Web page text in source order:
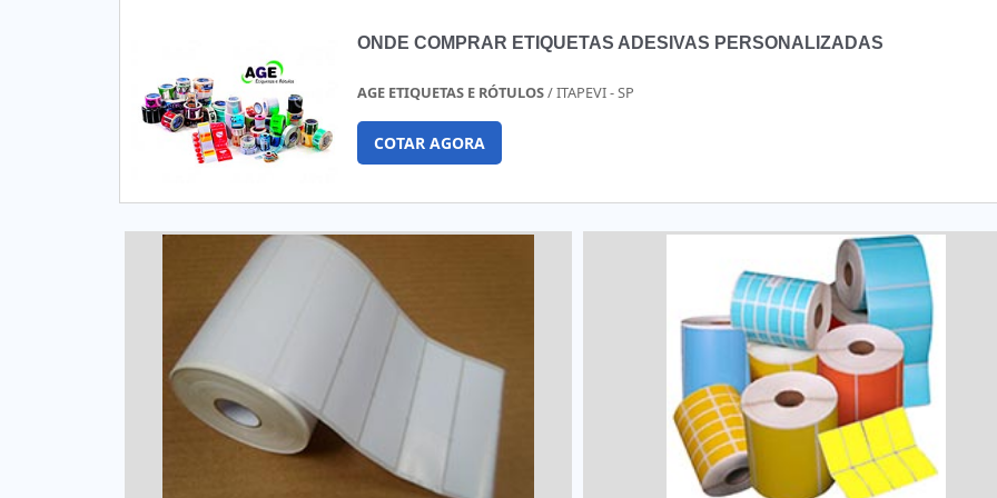
para CD e DVD;- Etiquetas adesivas em folha;- Adesivo casca de ovo;-
personalizados para cosméticos.Dúvidas em onde comprar etiquetas
ONDE COMPRAR ETIQUETAS ADESIVAS PERSONALIZADAS
AGE ETIQUETAS E RÓTULOS/ ITAPEVI - SP
COTAR AGORA